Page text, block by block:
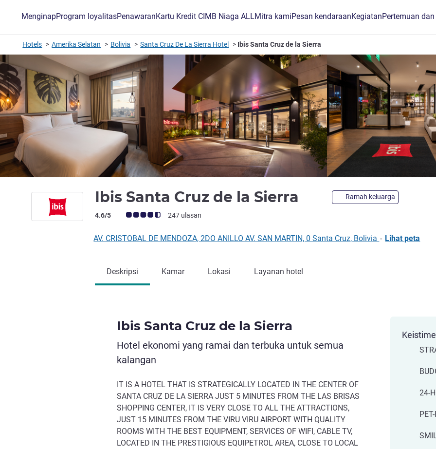
MenginapProgram loyalitasPenawaranKartu Kredit CIMB Niaga ALLMitra kamiPesan kendaraanKegiatanPertemuan
Hotels Amerika Selatan Bolivia Santa Cruz De La Sierra Hotel Ibis Santa Cruz de la Sierra
Ibis Santa Cruz de la Sierra bintang 3,5
Ramah keluarga
Catatan tamu Avis (Peringkat ALL)
4.6/5 247 ulasan
AV. CRISTOBAL DE MENDOZA, 2DO ANILLO AV. SAN MARTIN, 0 Santa Cruz, Bolivia - Lihat peta
Deskripsi Kamar Lokasi Layanan hotel
Ibis Santa Cruz de la Sierra
Hotel ekonomi yang ramai dan terbuka untuk semua
kalangan
IT IS A HOTEL THAT IS STRATEGICALLY LOCATED IN THE CENTER OF
SANTA CRUZ DE LA SIERRA JUST 5 MINUTES FROM THE LAS BRISAS
SHOPPING CENTER, IT IS VERY CLOSE TO ALL THE ATTRACTIONS,
JUST 15 MINUTES FROM THE VIRU VIRU AIRPORT WITH QUALITY
ROOMS WITH THE BEST EQUIPMENT, SERVICES OF WIFI, CABLE TV,
LOCATED IN THE PRESTIGIOUS EQUIPETROL AREA, CLOSE TO LOCAL
24-